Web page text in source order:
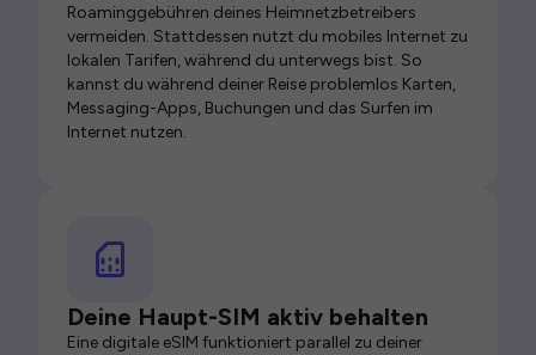
Roaminggebühren deines Heimnetzbetreibers
vermeiden. Stattdessen nutzt du mobiles Internet zu
lokalen Tarifen, während du unterwegs bist. So
kannst du während deiner Reise problemlos Karten,
Messaging-Apps, Buchungen und das Surfen im
Internet nutzen.
Deine Haupt-SIM aktiv behalten
Eine digitale eSIM funktioniert parallel zu deiner